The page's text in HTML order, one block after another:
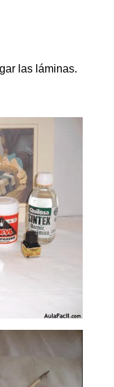
las láminas.